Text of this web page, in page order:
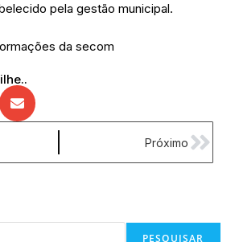
pela gestão municipal.
da secom
Próximo
PESQUISAR